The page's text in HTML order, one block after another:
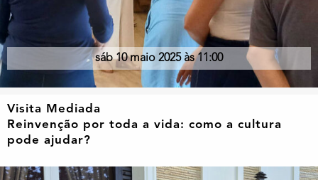
sáb 10 maio 2025 às 11:00
Visita Mediada
Reinvenção por toda a vida: como a cultura
pode ajudar?